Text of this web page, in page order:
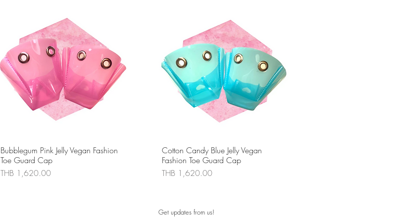
ดูข้อมูลด่วน
Bubblegum Pink Jelly Vegan Fashion
Toe Guard Cap
ราคา
THB 1,620.00
ดูข้อมูลด่วน
Cotton Candy Blue Jelly Vegan
Fashion Toe Guard Cap
ราคา
THB 1,620.00
Get updates from us!